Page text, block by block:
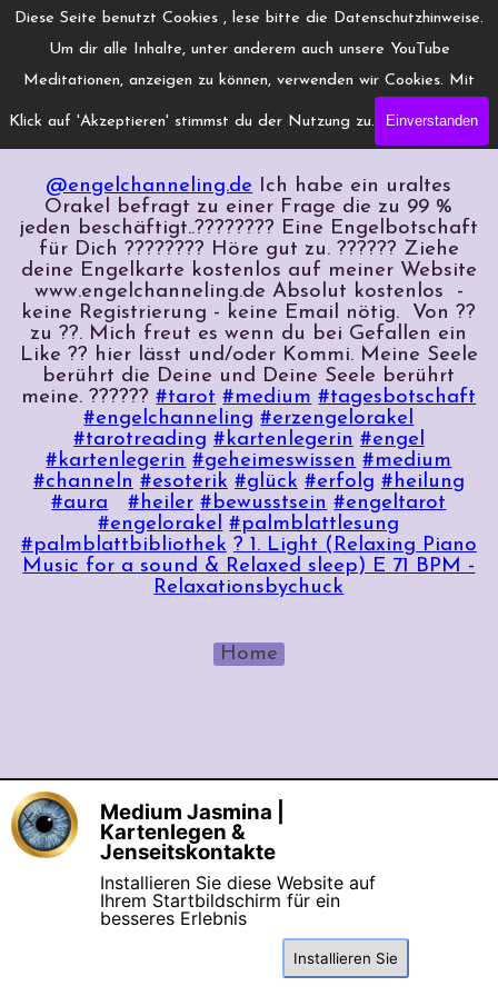
Diese Seite benutzt Cookies , lese bitte die Datenschutzhinweise.
Um dir alle Inhalte, unter anderem auch unsere YouTube
Meditationen, anzeigen zu können, verwenden wir Cookies. Mit
Klick auf 'Akzeptieren' stimmst du der Nutzung zu. Einverstanden
Direkt zum Seiteninhalt
www.Engelchanneling.de
Menü überspringen
Muschelorakel online Beispiel:
@engelchanneling.de Ich habe ein uraltes
Orakel befragt zu einer Frage die zu 99 %
jeden beschäftigt..???????? Eine Engelbotschaft
für Dich ???????? Höre gut zu. ?????? Ziehe
deine Engelkarte kostenlos auf meiner Website
www.engelchanneling.de Absolut kostenlos -
keine Registrierung - keine Email nötig. Von ??
zu ??. Mich freut es wenn du bei Gefallen ein
Like ?? hier lässt und/oder Kommi. Meine Seele
berührt die Deine und Deine Seele berührt
meine. ??????#tarot #medium #tagesbotschaft
#engelchanneling #erzengelorakel
#tarotreading #kartenlegerin #engel
#kartenlegerin #geheimeswissen #medium
#channeln #esoterik #glück #erfolg #heilung
#aura
#heiler #bewusstsein #engeltarot
#engelorakel #palmblattlesung
#palmblattbibliothek ? 1. Light (Relaxing Piano
Music for a sound & Relaxed sleep) E 71 BPM -
Relaxationsbychuck
Home
©seit 2006 Medium Jasmina Mentor &
Coaching  |  Eingetragene Marke:
Engelchanneling®
Datenschutz] [Impressum] [AGB
& Widerrufsrecht
Suchen
Medium Jasmina |
Kartenlegen &
Jenseitskontakte
Installieren Sie diese Website auf
Ihrem Startbildschirm für ein
besseres Erlebnis
Installieren Sie
X